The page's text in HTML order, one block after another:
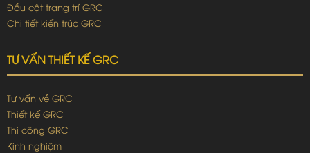
Đầu cột trang trí GRC
Chi tiết kiến trúc GRC
TƯ VẤN THIẾT KẾ GRC
Tư vấn về GRC
Thiết kế GRC
Thi công GRC
Kinh nghiệm